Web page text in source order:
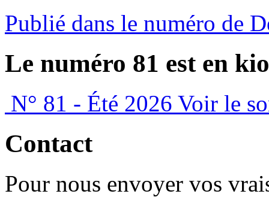
Publié dans le numéro de
Le numéro 81 est en
N° 81 - Été 2026 Voir le
Contact
Pour nous envoyer vos